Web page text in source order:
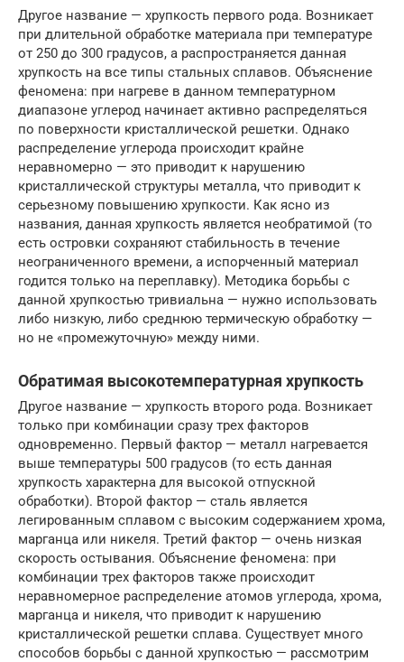
Другое название — хрупкость первого рода. Возникает
при длительной обработке материала при температуре
от 250 до 300 градусов, а распространяется данная
хрупкость на все типы стальных сплавов. Объяснение
феномена: при нагреве в данном температурном
диапазоне углерод начинает активно распределяться
по поверхности кристаллической решетки. Однако
распределение углерода происходит крайне
неравномерно — это приводит к нарушению
кристаллической структуры металла, что приводит к
серьезному повышению хрупкости. Как ясно из
названия, данная хрупкость является необратимой (то
есть островки сохраняют стабильность в течение
неограниченного времени, а испорченный материал
годится только на переплавку). Методика борьбы с
данной хрупкостью тривиальна — нужно использовать
либо низкую, либо среднюю термическую обработку —
но не «промежуточную» между ними.
Обратимая высокотемпературная хрупкость
Другое название — хрупкость второго рода. Возникает
только при комбинации сразу трех факторов
одновременно. Первый фактор — металл нагревается
выше температуры 500 градусов (то есть данная
хрупкость характерна для высокой отпускной
обработки). Второй фактор — сталь является
легированным сплавом с высоким содержанием хрома,
марганца или никеля. Третий фактор — очень низкая
скорость остывания. Объяснение феномена: при
комбинации трех факторов также происходит
неравномерное распределение атомов углерода, хрома,
марганца и никеля, что приводит к нарушению
кристаллической решетки сплава. Существует много
способов борьбы с данной хрупкостью — рассмотрим